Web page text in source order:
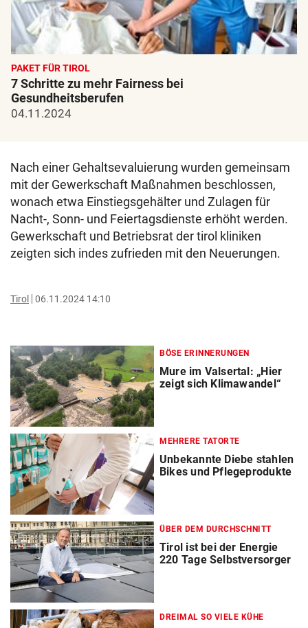
PAKET FÜR TIROL
7 Schritte zu mehr Fairness bei
Gesundheitsberufen
04.11.2024
Nach einer Gehaltsevaluierung wurden gemeinsam
mit der Gewerkschaft Maßnahmen beschlossen,
wonach etwa Einstiegsgehälter und Zulagen für
Nacht-, Sonn- und Feiertagsdienste erhöht werden.
Gewerkschaft und Betriebsrat der tirol kliniken
zeigten sich indes zufrieden mit den Neuerungen.
Tirol 06.11.2024 14:10
BÖSE ERINNERUNGEN
Mure im Valsertal: „Hier
zeigt sich Klimawandel“
MEHRERE TATORTE
Unbekannte Diebe stahlen
Bikes und Pflegeprodukte
ÜBER DEM DURCHSCHNITT
Tirol ist bei der Energie
220 Tage Selbstversorger
DREIMAL SO VIELE KÜHE